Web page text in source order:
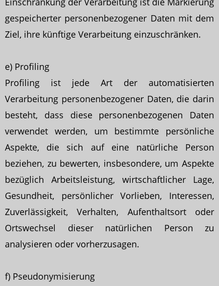
gespeicherter personenbezogener Daten mit dem
Ziel, ihre künftige Verarbeitung einzuschränken.
e) Profiling
Profiling ist jede Art der automatisierten
Verarbeitung personenbezogener Daten, die darin
besteht, dass diese personenbezogenen Daten
verwendet werden, um bestimmte persönliche
Aspekte, die sich auf eine natürliche Person
beziehen, zu bewerten, insbesondere, um Aspekte
bezüglich Arbeitsleistung, wirtschaftlicher Lage,
Gesundheit, persönlicher Vorlieben, Interessen,
Zuverlässigkeit, Verhalten, Aufenthaltsort oder
Ortswechsel dieser natürlichen Person zu
analysieren oder vorherzusagen.
f) Pseudonymisierung